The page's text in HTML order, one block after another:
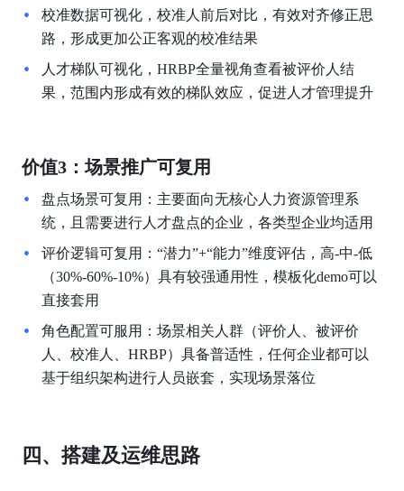
校准数据可视化，校准人前后对比，有效对齐修正思
路，形成更加公正客观的校准结果
人才梯队可视化，HRBP全量视角查看被评价人结
果，范围内形成有效的梯队效应，促进人才管理提升
价值3：场景推广可复用
盘点场景可复用：主要面向无核心人力资源管理系
统，且需要进行人才盘点的企业，各类型企业均适用
评价逻辑可复用：“潜力”+“能力”维度评估，高-中-低
（30%-60%-10%）具有较强通用性，模板化demo可以
直接套用
角色配置可服用：场景相关人群（评价人、被评价
人、校准人、HRBP）具备普适性，任何企业都可以
基于组织架构进行人员嵌套，实现场景落位
四、搭建及运维思路